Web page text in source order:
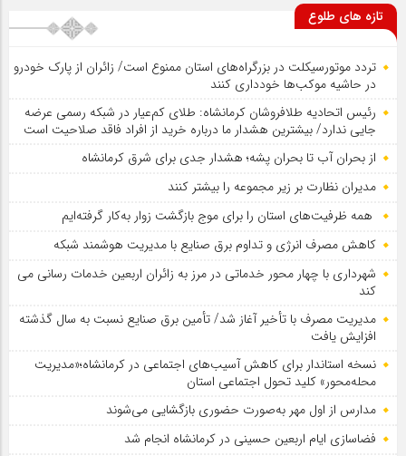
تازه های طلوع
تردد موتورسیکلت در بزرگراه‌های استان ممنوع است/ زائران از پارک خودرو
در حاشیه موکب‌ها خودداری کنند
رئیس اتحادیه طلافروشان کرمانشاه: طلای کم‌عیار در شبکه رسمی عرضه
جایی ندارد/ بیشترین هشدار ما درباره خرید از افراد فاقد صلاحیت است
از بحران آب تا بحران پشه؛ هشدار جدی برای شرق کرمانشاه
مدیران نظارت بر زیر مجموعه را بیشتر کنند
همه ظرفیت‌های استان را برای موج بازگشت زوار به‌کار گرفته‌ایم
کاهش مصرف انرژی و تداوم برق صنایع با مدیریت هوشمند شبکه
شهرداری با چهار محور خدماتی در مرز به زائران اربعین خدمات رسانی می
کند
مدیریت مصرف با تأخیر آغاز شد/ تأمین برق صنایع نسبت به سال گذشته
افزایش یافت
نسخه استاندار برای کاهش آسیب‌های اجتماعی در کرمانشاه؛«مدیریت
محله‌محور» کلید تحول اجتماعی استان
مدارس از اول مهر به‌صورت حضوری بازگشایی می‌شوند
فضاسازی ایام اربعین حسینی در کرمانشاه انجام شد